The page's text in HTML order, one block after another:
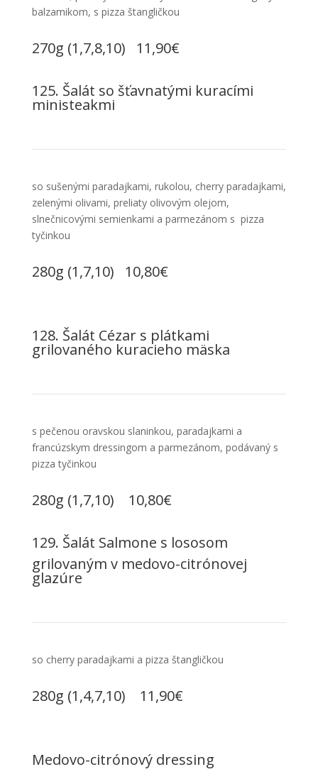
balzamikom, s pizza štangličkou
270g (1,7,8,10) 11,90€
125. Šalát so šťavnatými kuracími
ministeakmi
so sušenými paradajkami, rukolou, cherry paradajkami,
zelenými olivami, preliaty olivovým olejom,
slnečnicovými semienkami a parmezánom s pizza
tyčinkou
280g (1,7,10) 10,80€
128. Šalát Cézar s plátkami
grilovaného kuracieho mäska
s pečenou oravskou slaninkou, paradajkami a
francúzskym dressingom a parmezánom, podávaný s
pizza tyčinkou
280g (1,7,10) 10,80€
129. Šalát Salmone s lososom
grilovaným v medovo-citrónovej
glazúre
so cherry paradajkami a pizza štangličkou
280g (1,4,7,10) 11,90€
Medovo-citrónový dressing